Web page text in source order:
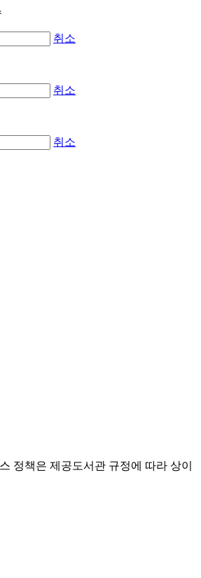
취소
취소
취소
정책은 제공도서관 규정에 따라 상이